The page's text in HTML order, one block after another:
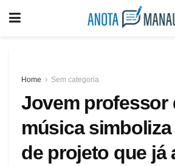
Home Sem categoria
Jovem professor
música
de projeto que já